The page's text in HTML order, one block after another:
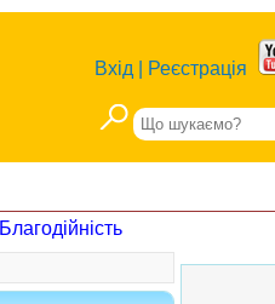
Вхід Реєстрація
Благодійність